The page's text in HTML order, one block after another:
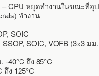
– CPU หยุดทำงานในขณะที่อุ
ทำงาน
SOIC
SSOP, SOIC, VQFB (3×3 มม
-40°C ถึง 85°C
ถึง 125°C